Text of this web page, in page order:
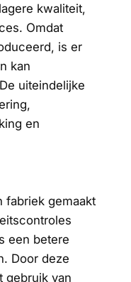
kwaliteit,
Omdat
is er
kan
uiteindelijke
en
fabriek gemaakt
een betere
Door deze
gebruik van